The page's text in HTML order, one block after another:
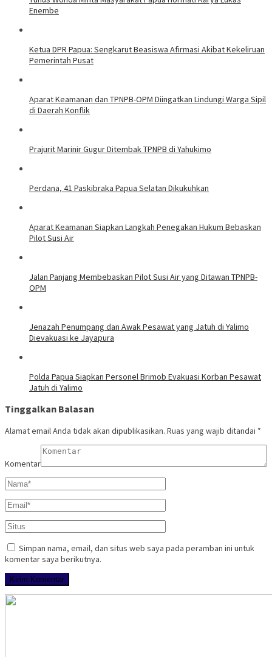
Enembe
Ketua DPR Papua: Sengkarut Beasiswa Afirmasi Akibat Kekeliruan
Pemerintah Pusat
Aparat Keamanan dan TPNPB-OPM Diingatkan Lindungi Warga Sipil
di Daerah Konflik
Prajurit Marinir Gugur Ditembak TPNPB di Yahukimo
Perdana, 41 Paskibraka Papua Selatan Dikukuhkan
Aparat Keamanan Siapkan Langkah Penegakan Hukum Bebaskan
Pilot Susi Air
Jalan Panjang Membebaskan Pilot Susi Air yang Ditawan TPNPB-
OPM
Jenazah Penumpang dan Awak Pesawat yang Jatuh di Yalimo
Dievakuasi ke Jayapura
Polda Papua Siapkan Personel Brimob Evakuasi Korban Pesawat
Jatuh di Yalimo
Tinggalkan Balasan
Alamat email Anda tidak akan dipublikasikan. Ruas yang wajib ditandai *
Komentar
Simpan nama, email, dan situs web saya pada peramban ini untuk
komentar saya berikutnya.